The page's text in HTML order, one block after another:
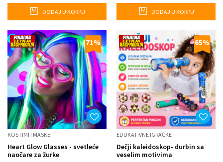
DODAJ U KORPU DODAJ U KORPU
71%
KOSTIMI I MASKE
Heart Glow Glasses - svetleće
naočare za žurke
65%
EDUKATIVNE IGRAČKE
Dečji kaleidoskop- durbin sa
veselim motivima